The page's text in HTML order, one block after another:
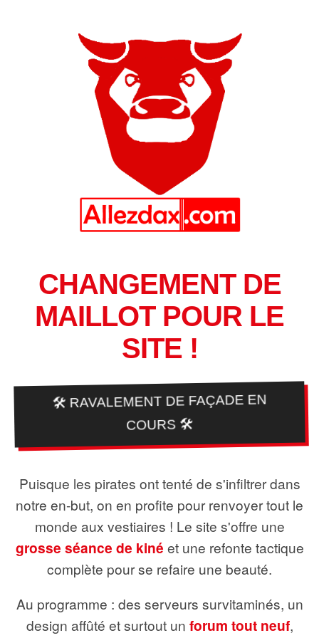
CHANGEMENT DE
MAILLOT POUR LE
SITE !
🛠️ RAVALEMENT DE FAÇADE EN
COURS 🛠️
Puisque les pirates ont tenté de s'infiltrer dans
notre en-but, on en profite pour renvoyer tout le
monde aux vestiaires ! Le site s'offre une
grosse séance de kiné et une refonte tactique
complète pour se refaire une beauté.
Au programme : des serveurs survitaminés, un
design affûté et surtout un forum tout neuf,